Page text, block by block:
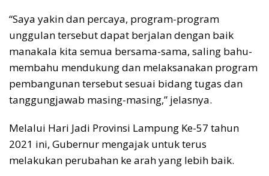
“Saya yakin dan percaya, program-program
unggulan tersebut dapat berjalan dengan baik
manakala kita semua bersama-sama, saling bahu-
membahu mendukung dan melaksanakan program
pembangunan tersebut sesuai bidang tugas dan
tanggungjawab masing-masing,” jelasnya.
Melalui Hari Jadi Provinsi Lampung Ke-57 tahun
2021 ini, Gubernur mengajak untuk terus
melakukan perubahan ke arah yang lebih baik.